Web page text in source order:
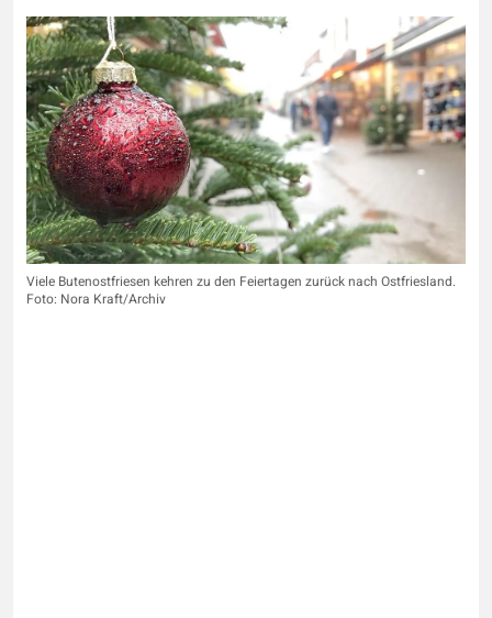
Viele Butenostfriesen kehren zu den Feiertagen zurück nach Ostfriesland.
Foto: Nora Kraft/Archiv